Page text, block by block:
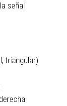
señal
triangular)